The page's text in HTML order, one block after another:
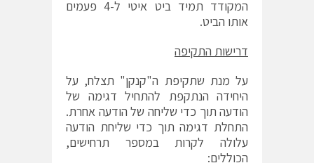
המקודד תמיד ביט איטי ל-4 פעמים
אותו הביט.
דרישות התקיפה
על מנת שתקיפת ה"קנקן" תצלח, על
היחידה הנתקפת להתחיל דגימה של
הודעה תוך כדי שליחה של הודעה אחרת.
התחלת דגימה תוך כדי שליחת הודעה
עלולה לקרות במספר תרחישים,
הכוללים: